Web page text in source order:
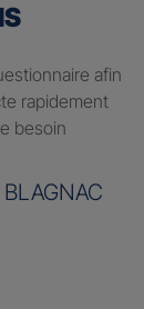
afin
rapidement
besoin